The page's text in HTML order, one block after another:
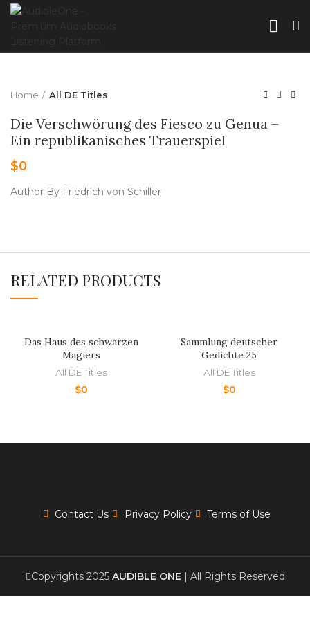
Home All DE Titles
Die Verschwörung des Fiesco zu Genua –
Ein republikanisches Trauerspiel
$0
Author By Friedrich von Schiller
RELATED PRODUCTS
Das Haus des schwarzen
Magiers
All DE Titles
$0
Sammlung deutscher
Gedichte 25
All DE Titles
$0
Contact Us Privacy Policy Terms of Use
Copyrights 2025 AUDIBLE ONE | All Rights Reserved